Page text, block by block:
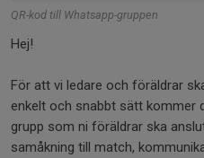
QR-kod till Whatsapp-gruppen
‎Hej!
För att vi ledare och föräldrar
enkelt och snabbt sätt kommer
grupp som ni föräldrar ska
samåkning till match,